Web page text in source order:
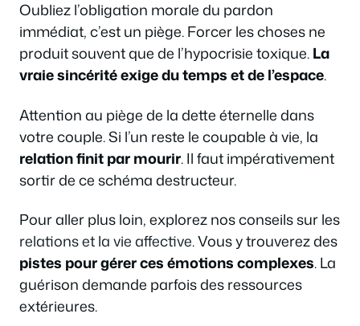
Oubliez l’obligation morale du pardon
immédiat, c’est un piège. Forcer les choses ne
produit souvent que de l’hypocrisie toxique.La
vraie sincérité exige du temps et de l’espace.
Attention au piège de la dette éternelle dans
votre couple. Si l’un reste le coupable à vie, la
relation finit par mourir. Il faut impérativement
sortir de ce schéma destructeur.
Pour aller plus loin, explorez nos conseils sur les
relations et la vie affective. Vous y trouverez des
pistes pour gérer ces émotions complexes. La
guérison demande parfois des ressources
extérieures.